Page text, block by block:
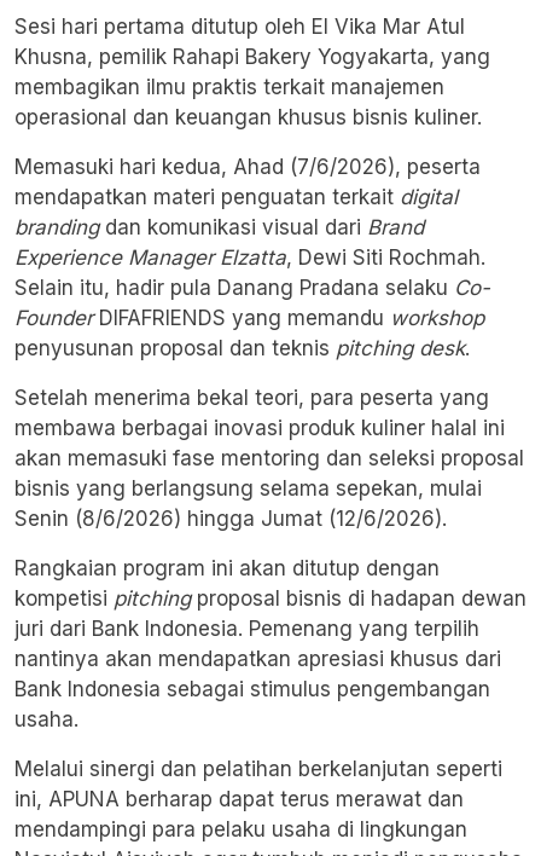
Sesi hari pertama ditutup oleh El Vika Mar Atul
Khusna, pemilik Rahapi Bakery Yogyakarta, yang
membagikan ilmu praktis terkait manajemen
operasional dan keuangan khusus bisnis kuliner.
Memasuki hari kedua, Ahad (7/6/2026), peserta
mendapatkan materi penguatan terkait digital
brandingdan komunikasi visual dari Brand
Experience Manager Elzatta, Dewi Siti Rochmah.
Selain itu, hadir pula Danang Pradana selaku Co-
FounderDIFAFRIENDS yang memandu workshop
penyusunan proposal dan teknis pitching desk.
Setelah menerima bekal teori, para peserta yang
membawa berbagai inovasi produk kuliner halal ini
akan memasuki fase mentoring dan seleksi proposal
bisnis yang berlangsung selama sepekan, mulai
Senin (8/6/2026) hingga Jumat (12/6/2026).
Rangkaian program ini akan ditutup dengan
kompetisi pitchingproposal bisnis di hadapan dewan
juri dari Bank Indonesia. Pemenang yang terpilih
nantinya akan mendapatkan apresiasi khusus dari
Bank Indonesia sebagai stimulus pengembangan
usaha.
Melalui sinergi dan pelatihan berkelanjutan seperti
ini, APUNA berharap dapat terus merawat dan
mendampingi para pelaku usaha di lingkungan